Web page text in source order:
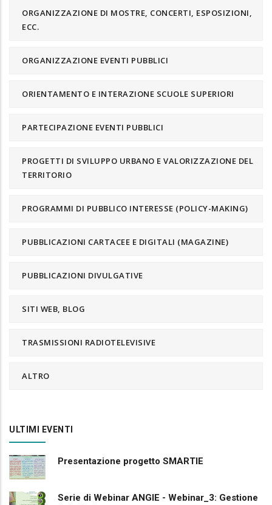
ORGANIZZAZIONE DI MOSTRE, CONCERTI, ESPOSIZIONI,
ECC.
ORGANIZZAZIONE EVENTI PUBBLICI
ORIENTAMENTO E INTERAZIONE SCUOLE SUPERIORI
PARTECIPAZIONE EVENTI PUBBLICI
PROGETTI DI SVILUPPO URBANO E VALORIZZAZIONE DEL
TERRITORIO
PROGRAMMI DI PUBBLICO INTERESSE (POLICY-MAKING)
PUBBLICAZIONI CARTACEE E DIGITALI (MAGAZINE)
PUBBLICAZIONI DIVULGATIVE
SITI WEB, BLOG
TRASMISSIONI RADIOTELEVISIVE
ALTRO
ULTIMI EVENTI
Presentazione progetto SMARTIE
Serie di Webinar ANGIE - Webinar_3: Gestione